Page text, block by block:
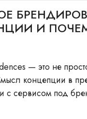
И
— это не
концепции в
с сервисом под